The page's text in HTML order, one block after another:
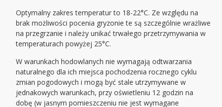
Optymalny zakres temperatur to 18-22°C. Ze względu na
brak możliwości pocenia gryzonie te są szczególnie wrażliwe
na przegrzanie i należy unikać trwałego przetrzymywania w
temperaturach powyżej 25°C.
W warunkach hodowlanych nie wymagają odtwarzania
naturalnego dla ich miejsca pochodzenia rocznego cyklu
zmian pogodowych i mogą być stale utrzymywane w
jednakowych warunkach, przy oświetleniu 12 godzin na
dobę (w jasnym pomieszczeniu nie jest wymagane